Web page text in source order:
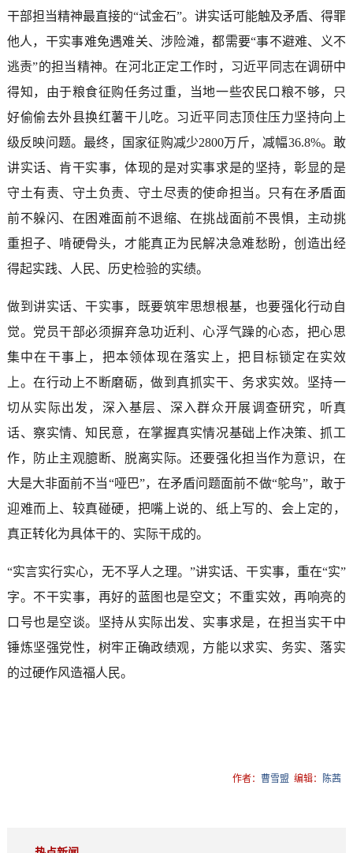
干部担当精神最直接的“试金石”。讲实话可能触及矛盾、得罪
他人，干实事难免遇难关、涉险滩，都需要“事不避难、义不
逃责”的担当精神。在河北正定工作时，习近平同志在调研中
得知，由于粮食征购任务过重，当地一些农民口粮不够，只
好偷偷去外县换红薯干儿吃。习近平同志顶住压力坚持向上
级反映问题。最终，国家征购减少2800万斤，减幅36.8%。敢
讲实话、肯干实事，体现的是对实事求是的坚持，彰显的是
守土有责、守土负责、守土尽责的使命担当。只有在矛盾面
前不躲闪、在困难面前不退缩、在挑战面前不畏惧，主动挑
重担子、啃硬骨头，才能真正为民解决急难愁盼，创造出经
得起实践、人民、历史检验的实绩。
做到讲实话、干实事，既要筑牢思想根基，也要强化行动自
觉。党员干部必须摒弃急功近利、心浮气躁的心态，把心思
集中在干事上，把本领体现在落实上，把目标锁定在实效
上。在行动上不断磨砺，做到真抓实干、务求实效。坚持一
切从实际出发，深入基层、深入群众开展调查研究，听真
话、察实情、知民意，在掌握真实情况基础上作决策、抓工
作，防止主观臆断、脱离实际。还要强化担当作为意识，在
大是大非面前不当“哑巴”，在矛盾问题面前不做“鸵鸟”，敢于
迎难而上、较真碰硬，把嘴上说的、纸上写的、会上定的，
真正转化为具体干的、实际干成的。
“实言实行实心，无不孚人之理。”讲实话、干实事，重在“实”
字。不干实事，再好的蓝图也是空文；不重实效，再响亮的
口号也是空谈。坚持从实际出发、实事求是，在担当实干中
锤炼坚强党性，树牢正确政绩观，方能以求实、务实、落实
的过硬作风造福人民。
作者：曹雪盟编辑： 陈茜